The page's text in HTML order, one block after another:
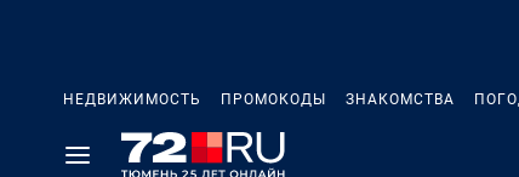
НЕДВИЖИМОСТЬ ПРОМОКОДЫ ЗНАКОМСТВА